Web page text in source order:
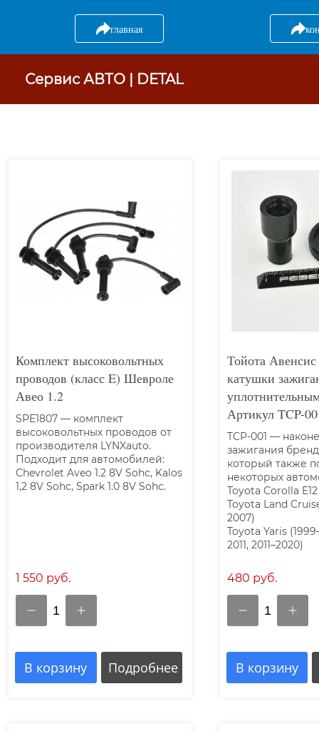
главная
Сервис АВТО | DETAL
Комплект высоковольтных
проводов (класс E) Шевроле
Авео 1.2
SPE1807 — комплект
высоковольтных проводов от
производителя LYNXauto.
Подходит для автомобилей:
Chevrolet Aveo 1.2 8V Sohc, Kalos
1,2 8V Sohc, Spark 1.0 8V Sohc.
1 550 руб.
1
В корзину Подробнее
Тойота
катушки
Артикул TCP-
TCP-001 —
зажигания
который также
некоторых
Toyota Corolla
Toyota Land
2007)
Toyota Yaris
2011, 2011–2020)
480 руб.
1
В корзину